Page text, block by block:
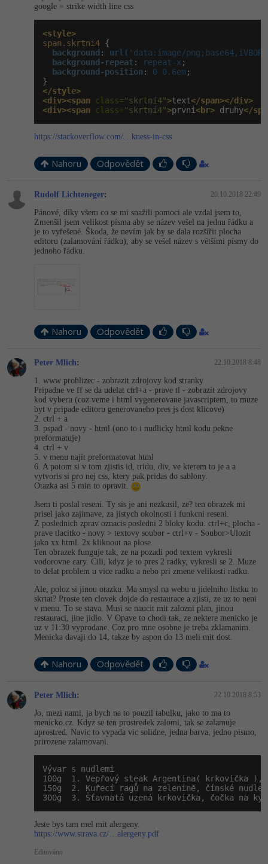
google = strike width line css
<style>
span.skrtni4 {
background : url( 'data:image/
background-repeat : repeat-x ;
background-position : 0 0.6em;
</style>
<div><span class="skrtni4">text</span></div>
<div><span class="skrtni4">prvni<br> druhy</
https://stackoverflow.com/…kness-in-css
Nahoru Odpovědět
Rudolf Lichteneger: 20.10.2018 22:49
Pánové, díky všem co se mi snažili pomoci ale vzdal jsem to,
Zmenšil jsem velikost písma aby se název vešel na jednu řádku a
je to vyřešené. Škoda, že nevím jak by se dala rozšířit plocha
editoru (zalamování řádku), aby se vešel název s většími písmy do
jednoho řádku.
Nahoru Odpovědět
Peter Mlich: 22.10.2018 8:48
1. www prohlizec - zobrazit zdrojovy kod stranky
Pripadne ve ff se da udelat ctrl+a - prave tl - zobrazit zdrojovy
kod vyberu (coz veme i html vygenerovane javascriptem, to muze
byt v pripade editoru generovaneho pres js dost klicove)
2. ctrl + a
3. pspad - novy - html (ono to i nudlicky html kodu pekne
preformatuje)
4. ctrl + v
5. v menu najit preformatovat html
6. A potom si v tom zjistis id, tridu, div, ve kterem to je a a
vytvoris si pro nej css, ktery pak pridas do sablony.
Otazka asi 5 min to opravit.
Jsem ti poslal reseni. Ty sis je ani nezkusil, ze? ten obrazek mi
prisel jako zajimave, za jistych okolnosti i funkcni reseni.
Z poslednich zprav oznacis posledni 2 bloky kodu. ctrl+c, plocha -
prave tlacitko - novy > textovy soubor - ctrl+v - Soubor>Ulozit
jako xx.html. 2x kliknout na plose.
Ten obrazek funguje tak, ze na pozadi pod textem vykresli
vodorovne cary. Cili, kdyz je to pres 2 radky, vykresli se 2. Muze
to delat problem u vice radku a nebo pri zmene velikosti radku.
Ale, poloz si jinou otazku. Ma smysl na webu u jidelniho listku to
skrtat? Proste ten clovek dojde do restaurace a zjisti, ze uz to neni
v menu. To se stava. Musi se naucit mit zalozni plan, jinou
restauraci, jine jidlo. V Opave to chodi tak, ze nektere menicko je
uz v 11:30 vyprodane. Coz pro mne osobne je treba zklamanim.
Menicka davaji do 14, takze by aspon do 13 meli mit dost.
Nahoru Odpovědět
Peter Mlich: 22.10.2018 8:53
Jo, mezi nami, ja bych na to pouzil tabulku, jako to ma to
menicko.cz. Kdyz se ten prostredek zalomi, tak se zalamuje
uprostred. Navic to vypada vic solidne, jedna barva, jedno pismo,
prirozene zalamovani.
Vývar s nudlemi
100g  1. Vepřový steak Argentina( krkovička
150g  2. Kuřecí ragů na zelenině, čínské
300g  3. Šťavnatá uzená krkovička, čočka na
Jeste bys tam mel mit alergeny.
https://www.strava.cz/…alergeny.pdf
Editováno